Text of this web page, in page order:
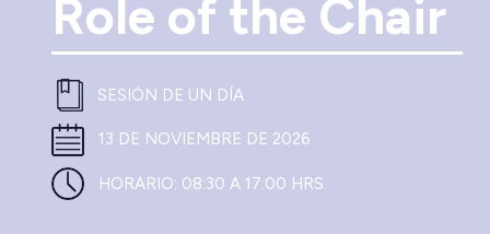
Role of the Chair
SESIÓN DE UN DÍA
13 DE NOVIEMBRE DE 2026
HORARIO: 08:30 A 17:00 HRS.